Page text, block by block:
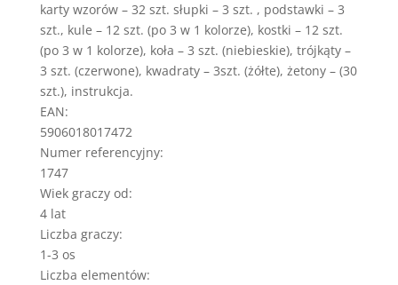
karty wzorów – 32 szt. słupki – 3 szt. , podstawki – 3
szt., kule – 12 szt. (po 3 w 1 kolorze), kostki – 12 szt.
(po 3 w 1 kolorze), koła – 3 szt. (niebieskie), trójkąty –
3 szt. (czerwone), kwadraty – 3szt. (żółte), żetony – (30
szt.), instrukcja.
EAN:
5906018017472
Numer referencyjny:
1747
Wiek graczy od:
4 lat
Liczba graczy:
1-3 os
Liczba elementów: